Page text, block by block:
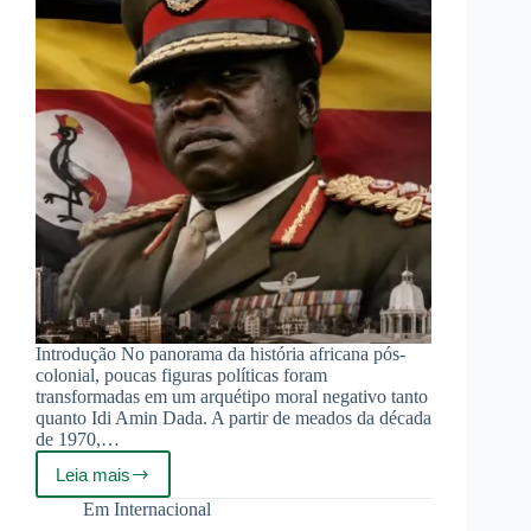
Introdução No panorama da história africana pós-
colonial, poucas figuras políticas foram
transformadas em um arquétipo moral negativo tanto
quanto Idi Amin Dada. A partir de meados da década
de 1970,…
Leia mais
Idi
Amin:
Em Internacional